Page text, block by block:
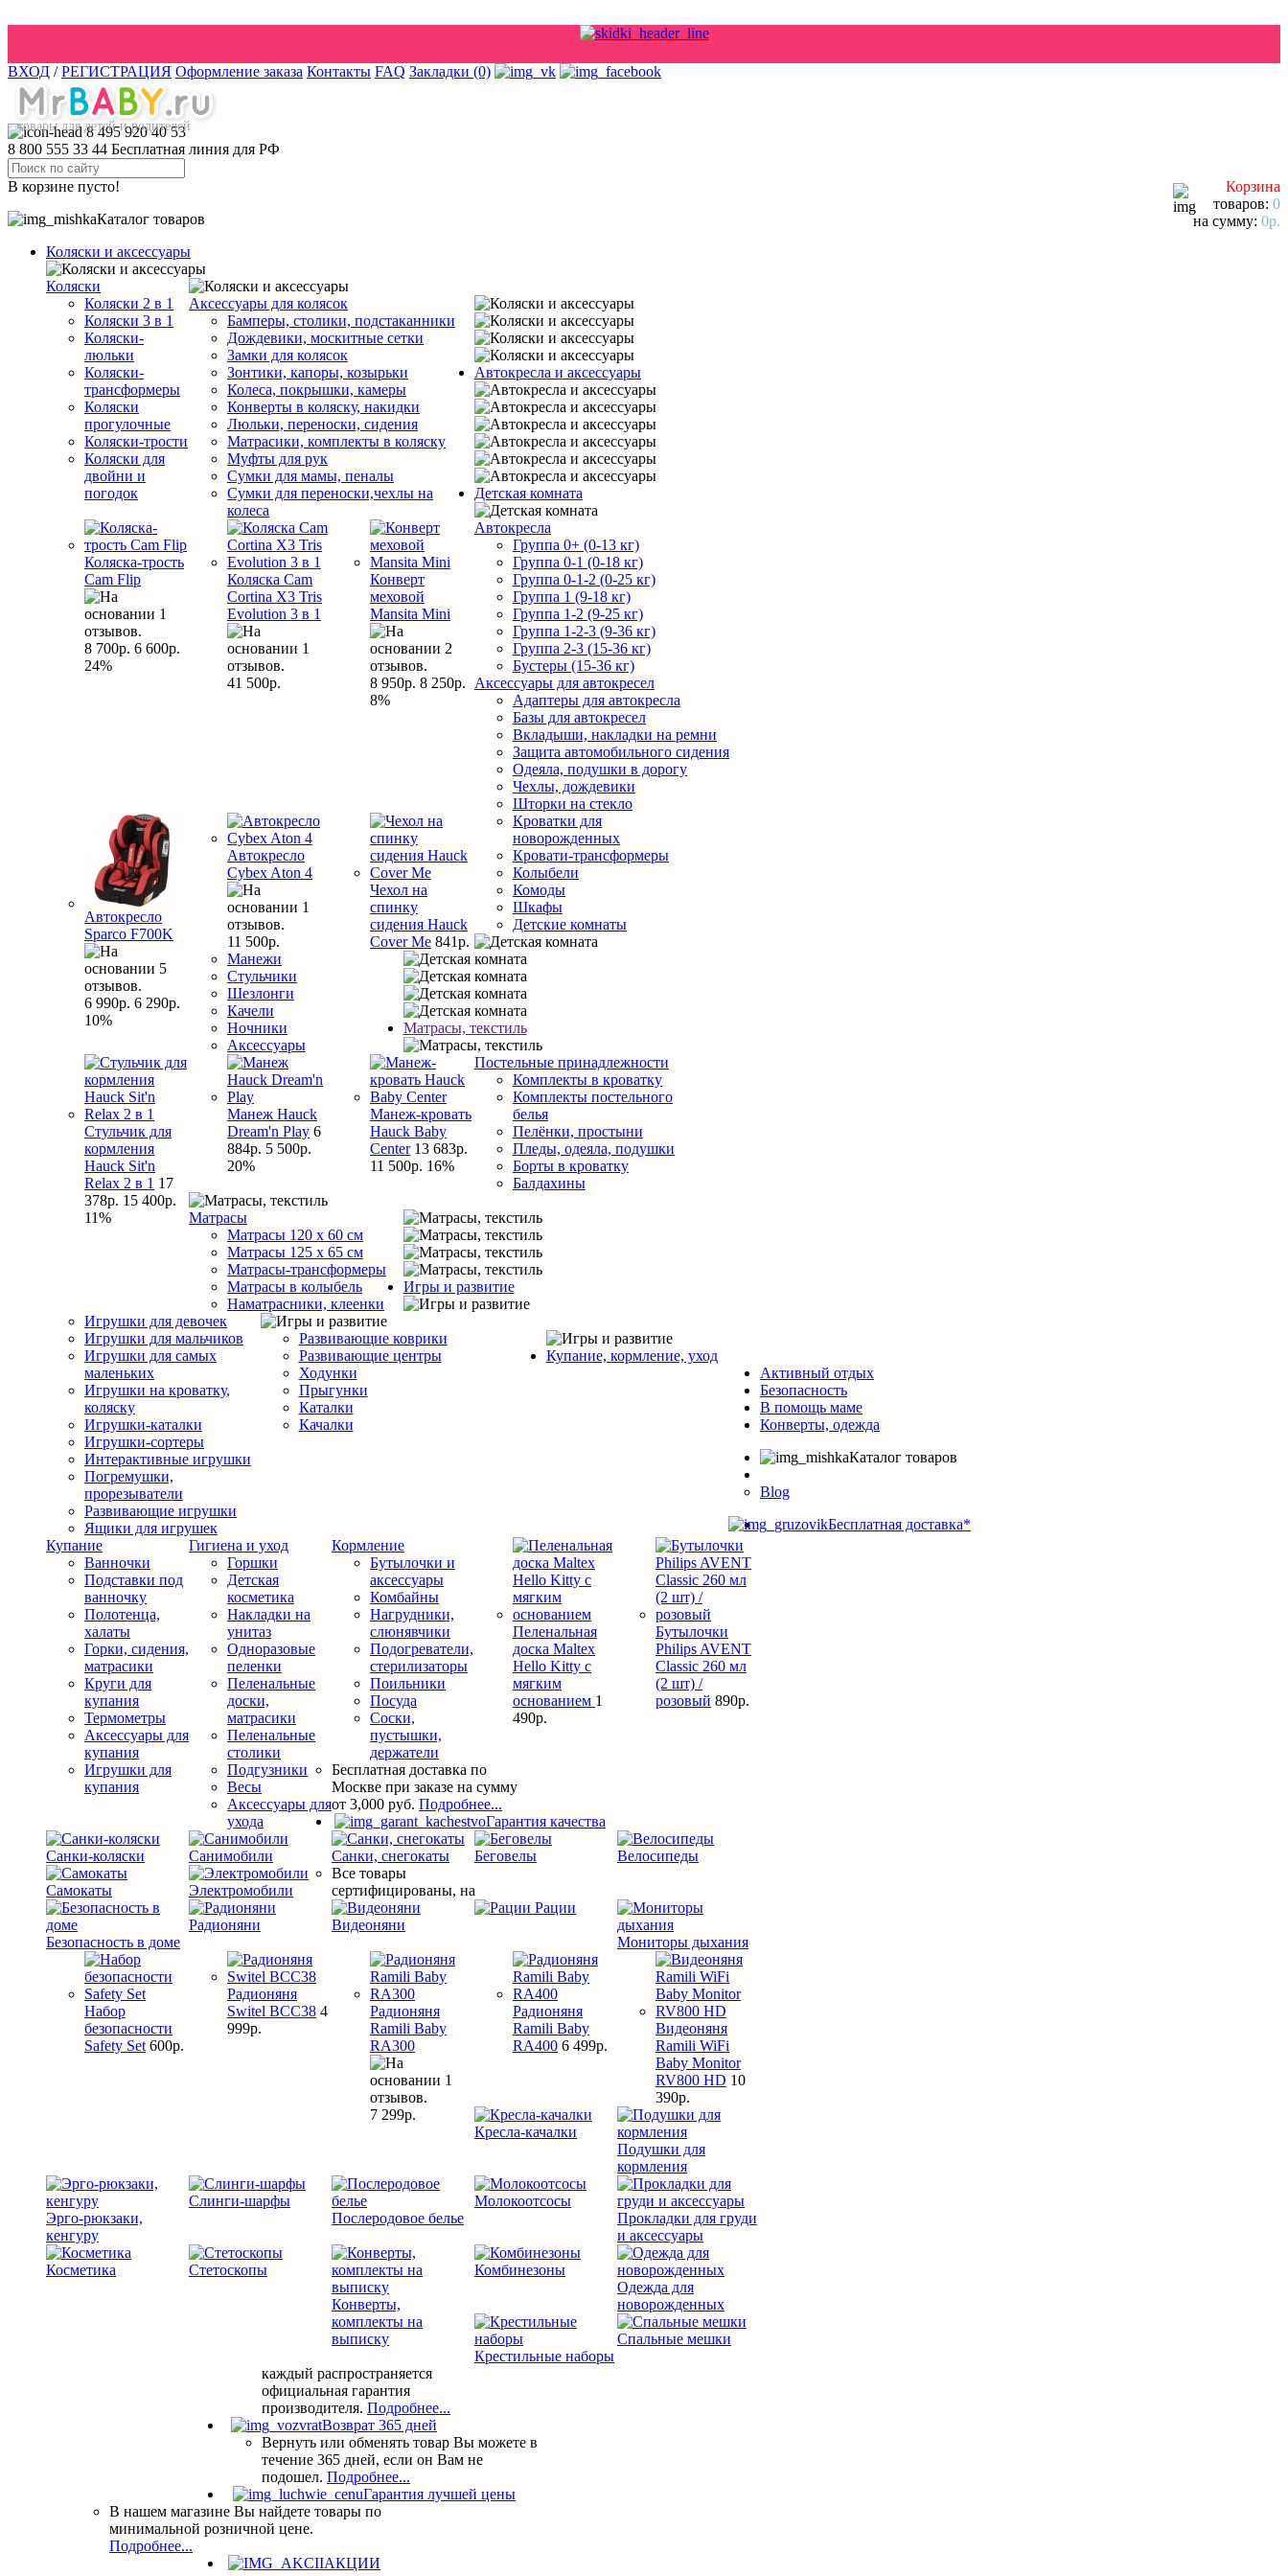
ВХОД /РЕГИСТРАЦИЯ Оформление заказа Контакты FAQ Закладки (0)
товары для детей и родителей
8 495 920 40 53
8 800 555 33 44 Бесплатная линия для РФ
Корзина
товаров: 0
на сумму: 0р.
В корзине пусто!
Каталог товаров
Коляски и аксессуары
Коляски
Коляски 2 в 1
Коляски 3 в 1
Коляски-
люльки
Коляски-
трансформеры
Коляски
прогулочные
Коляски-трости
Коляски для
двойни и
погодок
Аксессуары для колясок
Бамперы, столики, подстаканники
Дождевики, москитные сетки
Замки для колясок
Зонтики, капоры, козырьки
Колеса, покрышки, камеры
Конверты в коляску, накидки
Люльки, переноски, сидения
Матрасики, комплекты в коляску
Муфты для рук
Сумки для мамы, пеналы
Сумки для переноски,чехлы на
колеса
Коляска-трость
Cam Flip
8 700р. 6 600р.
24%
Коляска Cam
Cortina X3 Tris
Evolution 3 в 1
41 500р.
Конверт
меховой
Mansita Mini
8 950р. 8 250р.
8%
Автокресла и аксессуары
Автокресла
Группа 0+ (0-13 кг)
Группа 0-1 (0-18 кг)
Группа 0-1-2 (0-25 кг)
Группа 1 (9-18 кг)
Группа 1-2 (9-25 кг)
Группа 1-2-3 (9-36 кг)
Группа 2-3 (15-36 кг)
Бустеры (15-36 кг)
Аксессуары для автокресел
Адаптеры для автокресла
Базы для автокресел
Вкладыши, накладки на ремни
Защита автомобильного сидения
Одеяла, подушки в дорогу
Чехлы, дождевики
Шторки на стекло
Автокресло
Sparco F700K
6 990р. 6 290р.
10%
Автокресло
Cybex Aton 4
11 500р.
Чехол на
спинку
сидения Hauck
Cover Me 841р.
Детская комната
Кроватки для
новорожденных
Кровати-трансформеры
Колыбели
Комоды
Шкафы
Детские комнаты
Манежи
Стульчики
Шезлонги
Качели
Ночники
Аксессуары
Стульчик для
кормления
Hauck Sit'n
Relax 2 в 1 17
378р. 15 400р.
11%
Манеж Hauck
Dream'n Play 6
884р. 5 500р.
20%
Манеж-кровать
Hauck Baby
Center 13 683р.
11 500р. 16%
Матрасы, текстиль
Постельные принадлежности
Комплекты в кроватку
Комплекты постельного
белья
Пелёнки, простыни
Пледы, одеяла, подушки
Борты в кроватку
Балдахины
Матрасы
Матрасы 120 x 60 см
Матрасы 125 x 65 см
Матрасы-трансформеры
Матрасы в колыбель
Наматрасники, клеенки
Игры и развитие
Игрушки для девочек
Игрушки для мальчиков
Игрушки для самых
маленьких
Игрушки на кроватку,
коляску
Игрушки-каталки
Игрушки-сортеры
Интерактивные игрушки
Погремушки,
прорезыватели
Развивающие игрушки
Ящики для игрушек
Развивающие коврики
Развивающие центры
Ходунки
Прыгунки
Каталки
Качалки
Купание, кормление, уход
Купание
Ванночки
Подставки под
ванночку
Полотенца,
халаты
Горки, сидения,
матрасики
Круги для
купания
Термометры
Аксессуары для
купания
Игрушки для
купания
Гигиена и уход
Горшки
Детская
косметика
Накладки на
унитаз
Одноразовые
пеленки
Пеленальные
доски,
матрасики
Пеленальные
столики
Подгузники
Весы
Аксессуары для
ухода
Кормление
Бутылочки и
аксессуары
Комбайны
Нагрудники,
слюнявчики
Подогреватели,
стерилизаторы
Поильники
Посуда
Соски,
пустышки,
держатели
Пеленальная
доска Maltex
Hello Kitty с
мягким
основанием 1
490р.
Бутылочки
Philips AVENT
Classic 260 мл
(2 шт) /
розовый 890р.
Активный отдых
Санки-коляски Санимобили Санки, снегокаты Беговелы Велосипеды
Самокаты Электромобили
Безопасность
Безопасность в доме
Радионяни Видеоняни
Рации
Мониторы дыхания
Набор
безопасности
Safety Set 600р.
Радионяня
Switel BCC38 4
999р.
Радионяня
Ramili Baby
RA300
7 299р.
Радионяня
Ramili Baby
RA400 6 499р.
Видеоняня
Ramili WiFi
Baby Monitor
RV800 HD 10
390р.
В помощь маме
Кресла-качалки
Подушки для
кормления
Эрго-рюкзаки,
кенгуру
Слинги-шарфы
Послеродовое белье
Молокоотсосы
Прокладки для груди
и аксессуары
Косметика Стетоскопы
Конверты, одежда
Конверты,
комплекты на
выписку
Комбинезоны
Одежда для
новорожденных
Крестильные наборы
Спальные мешки
Каталог товаров
Blog
Бесплатная доставка*
Бесплатная доставка по
Москве при заказе на сумму
от 3,000 руб. Подробнее...
Гарантия качества
Все товары
сертифицированы, на
каждый распространяется
официальная гарантия
производителя. Подробнее...
Возврат 365 дней
Вернуть или обменять товар Вы можете в
течение 365 дней, если он Вам не
подошел. Подробнее...
Гарантия лучшей цены
В нашем магазине Вы найдете товары по
минимальной розничной цене.
Подробнее...
АКЦИИ